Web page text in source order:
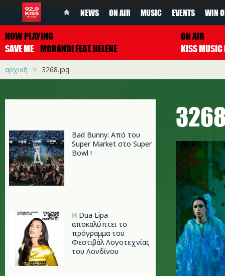
NEWS ON AIR MUSIC EVENTS WIN
NOW PLAYING
SAVE ME MORANDI FEAT. HELENE
ON AIR
αρχική 3268.jpg
Bad Bunny: Από του
Super Market στο Super
Bowl !
Η Dua Lipa
αποκαλύπτει το
πρόγραμμα του
Φεστιβάλ Λογοτεχνίας
του Λονδίνου